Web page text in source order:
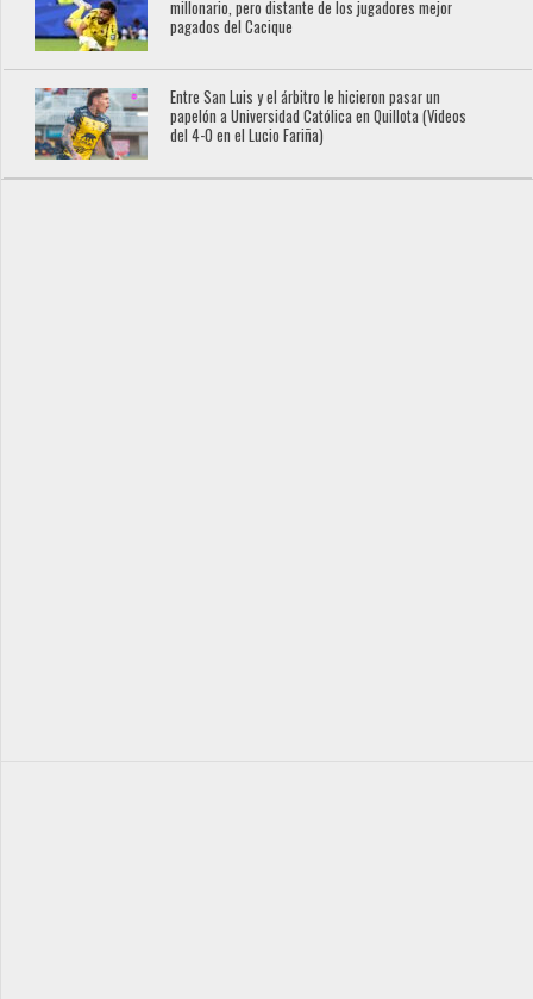
millonario, pero distante de los jugadores mejor
pagados del Cacique
Entre San Luis y el árbitro le hicieron pasar un
papelón a Universidad Católica en Quillota (Videos
del 4-0 en el Lucio Fariña)